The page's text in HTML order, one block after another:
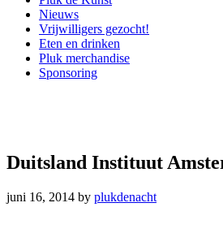
Nieuws
Vrijwilligers gezocht!
Eten en drinken
Pluk merchandise
Sponsoring
Duitsland Instituut
juni 16, 2014 by plukdenacht